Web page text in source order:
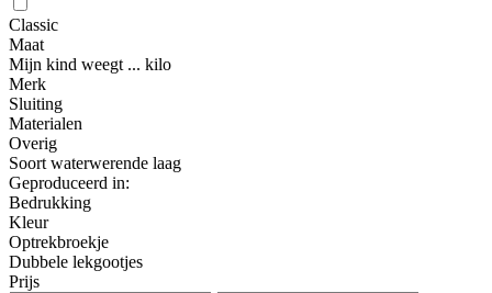
Classic
Maat
Mijn kind weegt ... kilo
Merk
Sluiting
Materialen
Overig
Soort waterwerende laag
Geproduceerd in:
Bedrukking
Kleur
Optrekbroekje
Dubbele lekgootjes
Prijs